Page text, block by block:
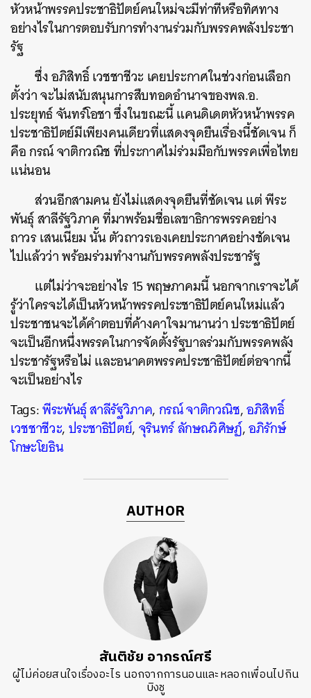
หัวหน้าพรรคประชาธิปัตย์คนใหม่จะมีท่าทีหรือทิศทาง
อย่างไรในการตอบรับการทำงานร่วมกับพรรคพลังประชา
รัฐ
ซึ่ง อภิสิทธิ์ เวชชาชีวะ เคยประกาศในช่วงก่อนเลือก
ตั้งว่า จะไม่สนับสนุนการสืบทอดอำนาจของพล.อ.
ประยุทธ์ จันทร์โอชา ซึ่งในขณะนี้ แคนดิเดตหัวหน้าพรรค
ประชาธิปัตย์มีเพียงคนเดียวที่แสดงจุดยืนเรื่องนี้ชัดเจน ก็
คือ กรณ์ จาติกวณิช ที่ประกาศไม่ร่วมมือกับพรรคเพื่อไทย
แน่นอน
ส่วนอีกสามคน ยังไม่แสดงจุดยืนที่ชัดเจน แต่ พีระ
พันธุ์ สาลีรัฐวิภาค ที่มาพร้อมชื่อเลขาธิการพรรคอย่าง
ถาวร เสนเนียม นั้น ตัวถาวรเองเคยประกาศอย่างชัดเจน
ไปแล้วว่า พร้อมร่วมทำงานกับพรรคพลังประชารัฐ
แต่ไม่ว่าจะอย่างไร 15 พฤษภาคมนี้ นอกจากเราจะได้
รู้ว่าใครจะได้เป็นหัวหน้าพรรคประชาธิปัตย์คนใหม่แล้ว
ประชาชนจะได้คำตอบที่ค้างคาใจมานานว่า ประชาธิปัตย์
จะเป็นอีกหนึ่งพรรคในการจัดตั้งรัฐบาลร่วมกับพรรคพลัง
ประชารัฐหรือไม่ และอนาคตพรรคประชาธิปัตย์ต่อจากนี้
จะเป็นอย่างไร
Tags:พีระพันธุ์ สาลีรัฐวิภาค,กรณ์ จาติกวณิช,อภิสิทธิ์
เวชชาชีวะ,ประชาธิปัตย์,จุรินทร์ ลักษณวิศิษฏ์,อภิรักษ์
โกษะโยธิน
AUTHOR
สันติชัย อาภรณ์ศรี
ผู้ไม่ค่อยสนใจเรื่องอะไร นอกจากการนอนและหลอกเพื่อนไปกิน
บิงชู
ค้นหา